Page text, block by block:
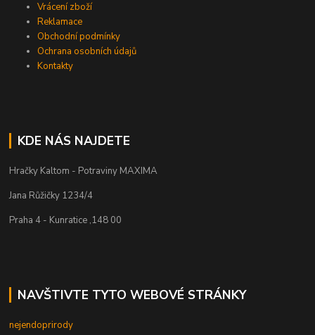
Vrácení zboží
Reklamace
Obchodní podmínky
Ochrana osobních údajů
Kontakty
KDE NÁS NAJDETE
Hračky Kaltom - Potraviny MAXIMA
Jana Růžičky 1234/4
Praha 4 - Kunratice ,148 00
NAVŠTIVTE TYTO WEBOVÉ STRÁNKY
nejendoprirody